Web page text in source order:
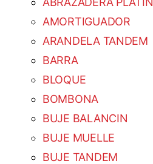
AMORTIGUADOR
ARANDELA TANDEM
BARRA
BLOQUE
BOMBONA
BUJE BALANCIN
BUJE MUELLE
BUJE TANDEM